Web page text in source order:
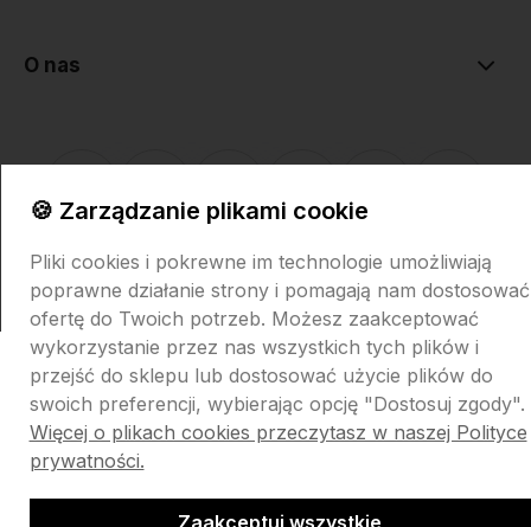
O nas
Sklep internetowy Shoper.pl Szablon Shoper Modern 3.0™ od
🍪 Zarządzanie plikami cookie
Pliki cookies i pokrewne im technologie umożliwiają
poprawne działanie strony i pomagają nam dostosować
ofertę do Twoich potrzeb. Możesz zaakceptować
wykorzystanie przez nas wszystkich tych plików i
przejść do sklepu lub dostosować użycie plików do
swoich preferencji, wybierając opcję "Dostosuj zgody".
Więcej o plikach cookies przeczytasz w naszej Polityce
prywatności.
Zaakceptuj wszystkie